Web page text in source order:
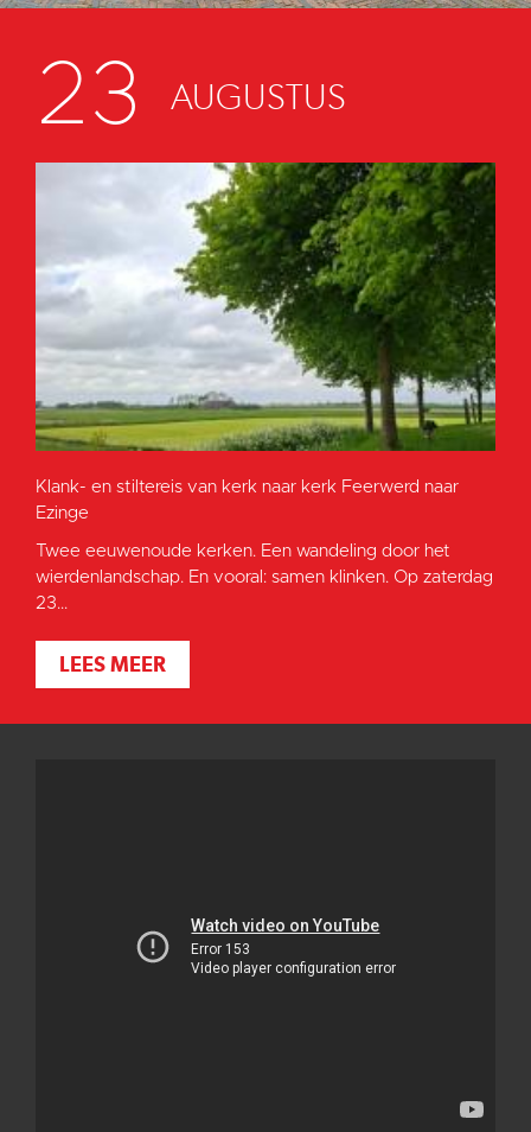
23 AUGUSTUS
Klank- en stiltereis van kerk naar kerk Feerwerd naar
Ezinge
Twee eeuwenoude kerken. Een wandeling door het
wierdenlandschap. En vooral: samen klinken. Op zaterdag
23...
LEES MEER